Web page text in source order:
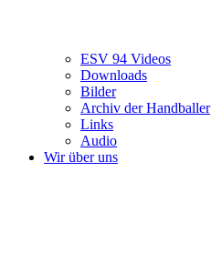
ESV 94 Videos
Downloads
Bilder
Archiv der Handballer
Links
Audio
Wir über uns